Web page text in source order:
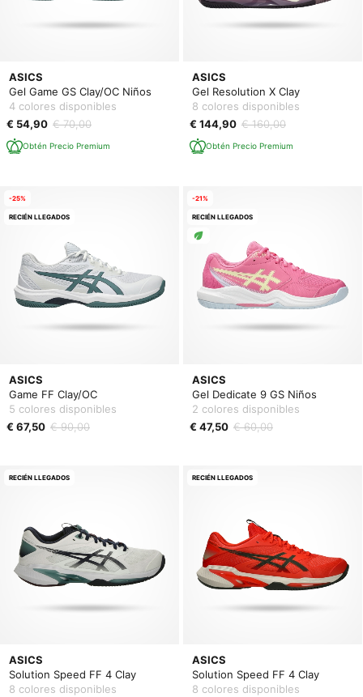
ASICS
Gel Game GS Clay/OC Niños
4 colores disponibles
€ 54,90 € 70,00
Obtén Precio Premium
ASICS
Gel Resolution X Clay
8 colores disponibles
€ 144,90 € 160,00
Obtén Precio Premium
ASICS
Game FF Clay/OC
5 colores disponibles
€ 67,50 € 90,00
-25%
RECIÉN LLEGADOS
ASICS
Gel Dedicate 9 GS Niños
2 colores disponibles
€ 47,50 € 60,00
-21%
RECIÉN LLEGADOS
ASICS
Solution Speed FF 4 Clay
8 colores disponibles
RECIÉN LLEGADOS
ASICS
Solution Speed FF 4 Clay
8 colores disponibles
RECIÉN LLEGADOS